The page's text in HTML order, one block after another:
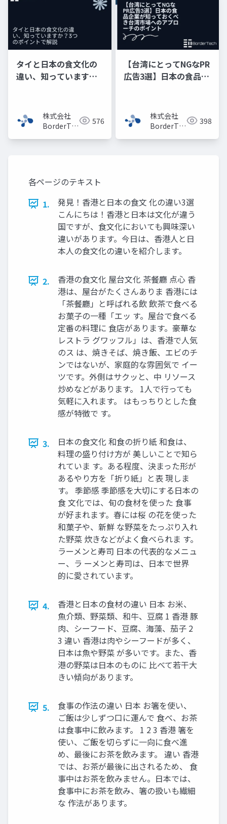
タイと日本の食文化の
違い、知っています
株式会社
BorderTech（ボ576
【台湾にとってNGなPR
広告3選】日本の食品企
のポイント株式会社
BorderTech（ボ398
各ページのテキスト
1.
発見！香港と日本の食文 化の違い3選
こんにちは！香港と日本は文化が違う
国ですが、食文化においても興味深い
違いがあります。今日は、香港人と日
本人の食文化の違いを紹介します。
2.
香港の食文化 屋台文化 茶餐廳 点心 香
港は、屋台がたくさんありま 香港には
「茶餐廳」と呼ばれる飲 飲茶で食べる
お菓子の一種「エッ す。屋台で食べる
定番の料理に 食店があります。豪華な
レストラ グワッフル」は、香港で人気
のス は、焼きそば、焼き飯、エビのチ
ンではないが、家庭的な雰囲気で イー
ツです。外側はサクッと、中 リソース
炒めなどがあります。 1人で行っても
気軽に入れます。 はもっちりとした食
感が特徴で す。
3.
日本の食文化 和食の折り紙 和食は、
料理の盛り付け方が 美しいことで知ら
れていま す。ある程度、決まった形が
あるやり方を「折り紙」と表 現しま
す。 季節感 季節感を大切にする日本の
食 文化では、旬の食材を使った 食事
が好まれます。春には桜 の花を使った
和菓子や、新鮮 な野菜をたっぷり入れ
た野菜 炊きなどがよく食べられま す。
ラーメンと寿司 日本の代表的なメニュ
ー、ラ ーメンと寿司は、日本で世界
的に愛されています。
4.
香港と日本の食材の違い 日本 お米、
魚介類、野菜類、和牛、豆腐 1 香港 豚
肉、シーフード、豆腐、海藻、茄子 2
3 違い 香港は肉やシーフードが多く、
日本は魚や野菜 が多いです。また、香
港の野菜は日本のものに 比べて若干大
きい傾向があります。
5.
食事の作法の違い 日本 お箸を使い、
ご飯は少しずつ口に運んで 食べ、お茶
は食事中に飲みます。 1 2 3 香港 箸を
使い、ご飯を切らずに一向に食べ進
め、最後にお茶を飲みます。 違い 香港
では、お茶が最後に出されるため、 食
事中はお茶を飲みません。日本では、
食事中にお茶を飲み、箸の扱いも繊細
な 作法があります。